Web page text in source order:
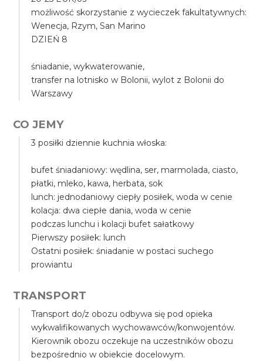
możliwość skorzystanie z wycieczek fakultatywnych:
Wenecja, Rzym, San Marino
DZIEŃ 8
śniadanie, wykwaterowanie,
transfer na lotnisko w Bolonii, wylot z Bolonii do
Warszawy
CO JEMY
3 posiłki dziennie kuchnia włoska:
bufet śniadaniowy: wędlina, ser, marmolada, ciasto,
płatki, mleko, kawa, herbata, sok
lunch: jednodaniowy ciepły posiłek, woda w cenie
kolacja: dwa ciepłe dania, woda w cenie
podczas lunchu i kolacji bufet sałatkowy
Pierwszy posiłek: lunch
Ostatni posiłek: śniadanie w postaci suchego
prowiantu
TRANSPORT
Transport do/z obozu odbywa się pod opieka
wykwalifikowanych wychowawców/konwojentów.
Kierownik obozu oczekuje na uczestników obozu
bezpośrednio w obiekcie docelowym.